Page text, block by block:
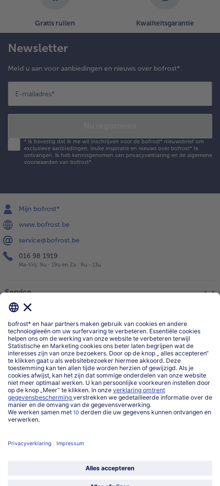
Gratis ruilen Kwaliteitsgarantie
Newsletter
Meld u aan voor aanbiedingen en nieuws over bofrost*.
E-mailadres*
* Ik bevestig dat ik me wil inschrijven voor de bofrost* nieuwsbrief om
exclusieve aanbiedingen, leuke inspiratie en nieuws over bofrost* te
ontvangen. Ik heb kennisgenomen van privacyverklaring en de algemene
voorwaarden van bofrost*.
Mijn bofrost*
www.bofrost.be
service@bofrost.be
016 98 1919
Ma-Vrij: 9u - 19u en Za.: 9u - 13u
Service
Categorieën
Land / Taal selecteren